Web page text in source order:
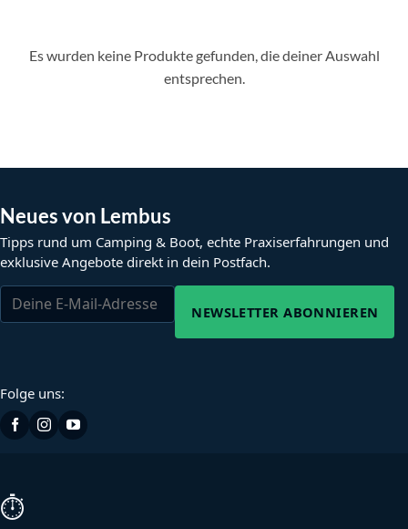
Es wurden keine Produkte gefunden, die deiner Auswahl
entsprechen.
Neues von Lembus
Tipps rund um Camping & Boot, echte Praxiserfahrungen und
exklusive Angebote direkt in dein Postfach.
NEWSLETTER ABONNIEREN
Folge uns:
⏱